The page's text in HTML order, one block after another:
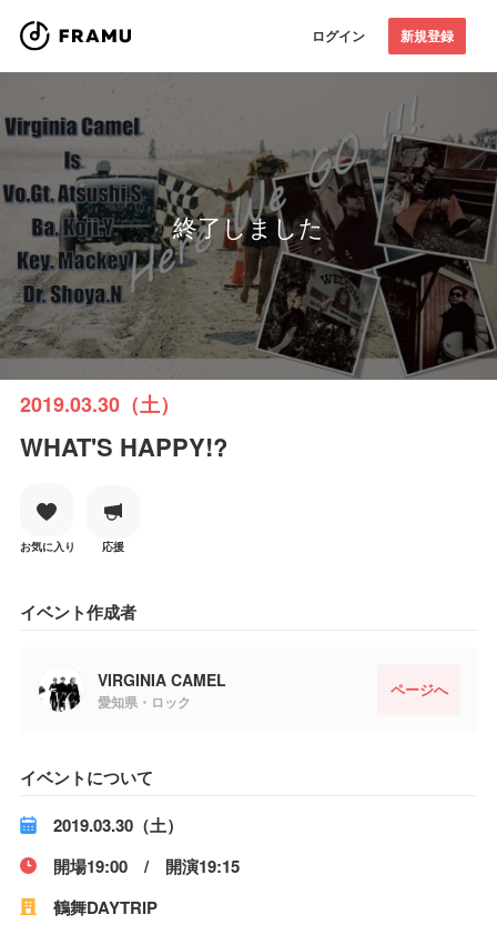
ログイン 新規登録
終了しました
2019.03.30（土）
WHAT'S HAPPY!?
お気に入り 応援
イベント作成者
VIRGINIA CAMEL
愛知県・ロック
ページへ
イベントについて
2019.03.30（土）
開場19:00 / 開演19:15
鶴舞DAYTRIP